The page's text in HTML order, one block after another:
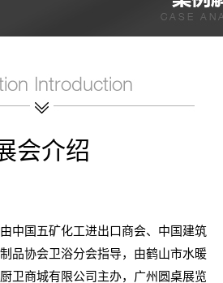
会介绍
中国五矿化工进出口商会、中国建筑
品协会卫浴分会指导，由鹤山市水暖
卫商城有限公司主办，广州圆桌展览